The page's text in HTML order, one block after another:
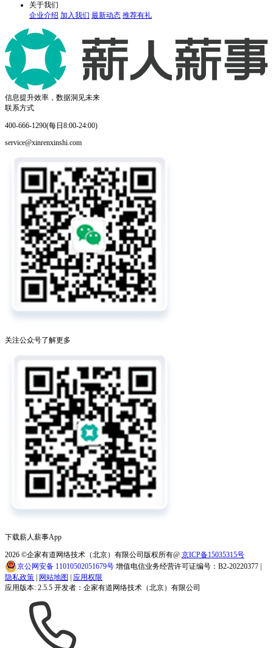
关于我们
企业介绍 加入我们 最新动态 推荐有礼
信息提升效率，数据洞见未来
联系方式
400-666-1290(每日8:00-24:00)
service@xinrenxinshi.com
关注公众号了解更多
下载薪人薪事App
2026 ©企家有道网络技术（北京）有限公司版权所有@ 京ICP备15035315号
京公网安备 11010502051679号 增值电信业务经营许可证编号：B2-20220377 |
隐私政策 | 网站地图 | 应用权限
应用版本: 2.5.5 开发者：企家有道网络技术（北京）有限公司